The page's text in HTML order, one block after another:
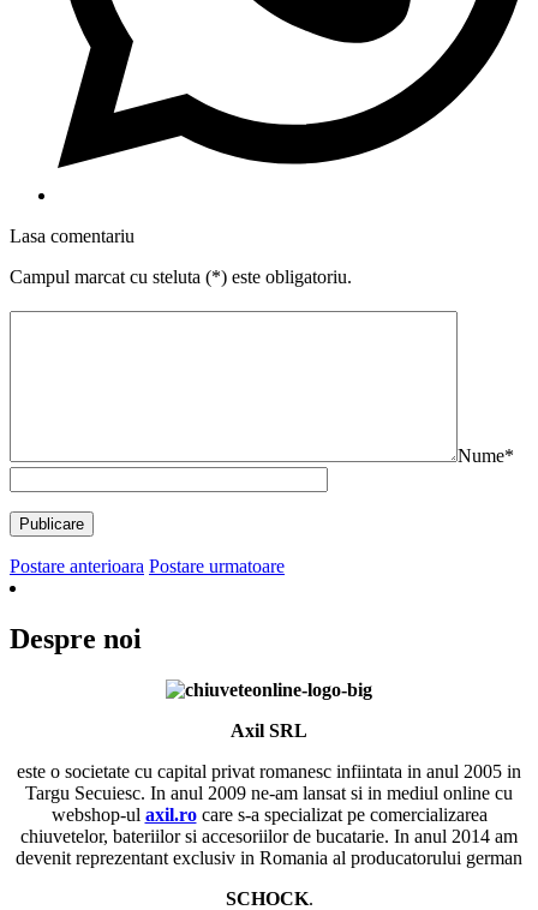
Lasa comentariu
Campul marcat cu steluta (*) este obligatoriu.
Nume*
Postare anterioara Postare urmatoare
Despre noi
Axil SRL
este o societate cu capital privat romanesc infiintata in anul 2005 in
Targu Secuiesc. In anul 2009 ne-am lansat si in mediul online cu
webshop-ul axil.rocare s-a specializat pe comercializarea
chiuvetelor, bateriilor si accesoriilor de bucatarie. In anul 2014 am
devenit reprezentant exclusiv in Romania al producatorului german
SCHOCK.